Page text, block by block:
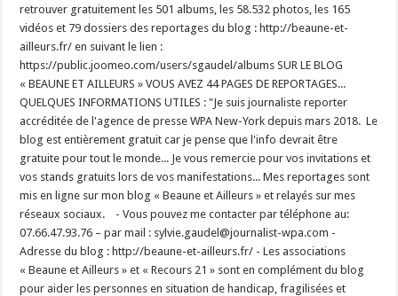
retrouver gratuitement les 501 albums, les 58.532 photos, les 165
vidéos et 79 dossiers des reportages du blog : http://beaune-et-
ailleurs.fr/ en suivant le lien :
https://public.joomeo.com/users/sgaudel/albums SUR LE BLOG
« BEAUNE ET AILLEURS » VOUS AVEZ 44 PAGES DE REPORTAGES...
QUELQUES INFORMATIONS UTILES : "Je suis journaliste reporter
accréditée de l'agence de presse WPA New-York depuis mars 2018. Le
blog est entièrement gratuit car je pense que l'info devrait être
gratuite pour tout le monde... Je vous remercie pour vos invitations et
vos stands gratuits lors de vos manifestations... Mes reportages sont
mis en ligne sur mon blog « Beaune et Ailleurs » et relayés sur mes
réseaux sociaux. - Vous pouvez me contacter par téléphone au:
07.66.47.93.76 – par mail : sylvie.gaudel@journalist-wpa.com -
Adresse du blog : http://beaune-et-ailleurs.fr/ - Les associations
« Beaune et Ailleurs » et « Recours 21 » sont en complément du blog
pour aider les personnes en situation de handicap, fragilisées et